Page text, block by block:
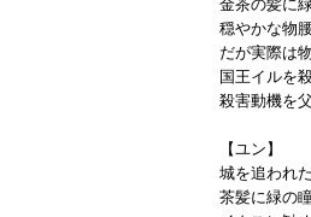
金茶の髪に
穏やかな物
だが実際は
国王イルを
殺害動機を
【ユン】
城を追われ
茶髪に緑の